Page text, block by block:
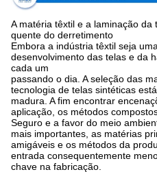
A matéria têxtil e a laminação
quente do derretimento
Embora a indústria têxtil seja
desenvolvimento das telas e da
cada um
passando o dia. A seleção das
tecnologia de telas sintéticas
madura. A fim encontrar
aplicação, os métodos
Seguro e a favor do meio
mais importantes, as matérias
amigáveis e os métodos da
entrada consequentemente
chave na fabricação.